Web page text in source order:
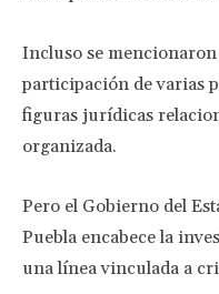
Incluso se
participación de varias
figuras jurídicas
organizada.
Pero el Gobierno del
Puebla encabece la
una línea vinculada a